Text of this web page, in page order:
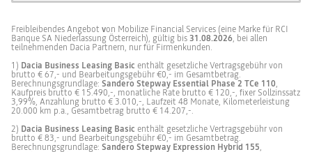
Freibleibendes Angebot von Mobilize Financial Services (eine Marke für RCI
Banque SA Niederlassung Österreich), gültig bis31.08.2026, bei allen
teilnehmenden Dacia Partnern, nur für Firmenkunden.
1) Dacia Business Leasing Basic enthält gesetzliche Vertragsgebühr von
brutto € 67,- und Bearbeitungsgebühr €0,- im Gesamtbetrag.
Berechnungsgrundlage: Sandero Stepway Essential Phase 2 TCe 110,
Kaufpreis brutto € 15.490,-, monatliche Rate brutto € 120,-, fixer Sollzinssatz
3,99%, Anzahlung brutto € 3.010,-, Laufzeit 48 Monate, Kilometerleistung
20.000 km p.a., Gesamtbetrag brutto € 14.207,-.
2) Dacia Business Leasing Basic enthält gesetzliche Vertragsgebühr von
brutto € 83,- und Bearbeitungsgebühr €0,- im Gesamtbetrag.
Berechnungsgrundlage: Sandero Stepway Expression Hybrid 155,